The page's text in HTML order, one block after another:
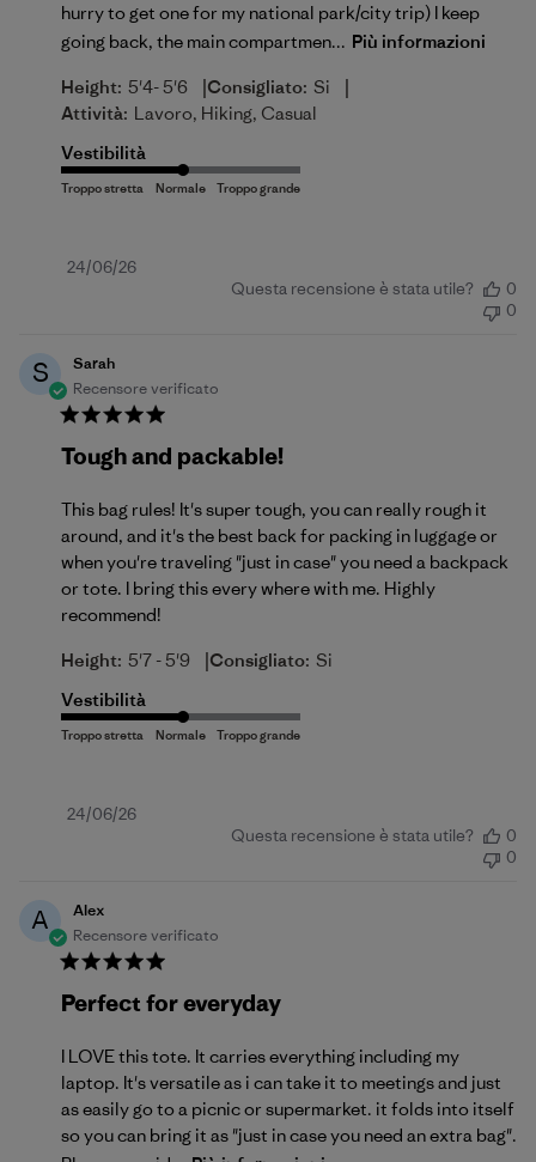
hurry to get one for my national park/city trip) I keep
going back, the main compartmen... Più informazioni
Height: 5'4- 5'6 |Consigliato: Si |
Attività: Lavoro, Hiking, Casual
Vestibilità
Data
24/06/26
Questa recensione è stata utile?
0
0
S
Sarah
Recensore verificato
Tough and packable!
This bag rules! It's super tough, you can really rough it
around, and it's the best back for packing in luggage or
when you're traveling "just in case" you need a backpack
or tote. I bring this every where with me. Highly
recommend!
Height: 5'7 - 5'9 |Consigliato: Si
Vestibilità
Data
24/06/26
Questa recensione è stata utile?
0
0
A
Alex
Recensore verificato
Perfect for everyday
I LOVE this tote. It carries everything including my
laptop. It's versatile as i can take it to meetings and just
as easily go to a picnic or supermarket. it folds into itself
so you can bring it as "just in case you need an extra bag".